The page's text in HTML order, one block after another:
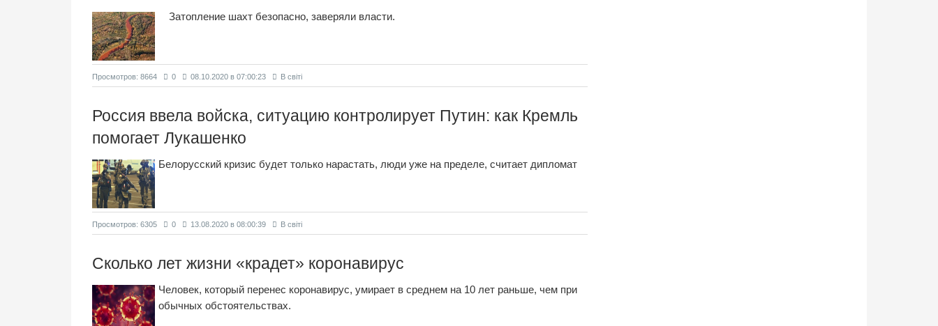
Затопление шахт безопасно, заверяли власти.
Просмотров: 8664 0 08.10.2020 в 07:00:23 В світі
Россия ввела войска, ситуацию контролирует Путин: как Кремль
помогает Лукашенко
Белорусский кризис будет только нарастать, люди уже на пределе, считает дипломат
Просмотров: 6305 0 13.08.2020 в 08:00:39 В світі
Сколько лет жизни «крадет» коронавирус
Человек, который перенес коронавирус, умирает в среднем на 10 лет раньше, чем при
обычных обстоятельствах.